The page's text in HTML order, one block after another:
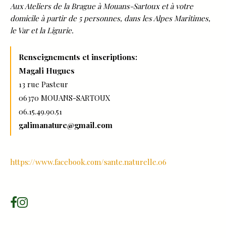
Aux Ateliers de la Brague à Mouans-Sartoux et à votre
domicile à partir de 5 personnes, dans les Alpes Maritimes,
le Var et la Ligurie.
Renseignements et inscriptions:
Magali Hugues
13 rue Pasteur
06370 MOUANS-SARTOUX
06.15.49.90.51
galimanature@gmail.com
https://www.facebook.com/sante.naturelle.06